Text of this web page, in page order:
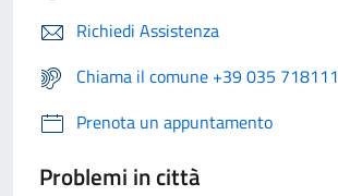
Richiedi Assistenza
Chiama il comune +39 035 718111
Prenota un appuntamento
Problemi in città